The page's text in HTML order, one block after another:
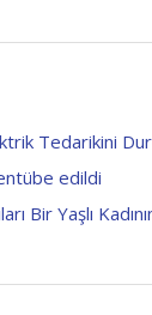
Tedarikini
edildi
Bir Yaşlı